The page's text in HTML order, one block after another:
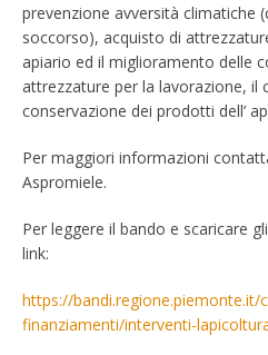
prevenzione avversità climatiche
soccorso), acquisto di
apiario ed il miglioramento delle
attrezzature per la lavorazione, il
conservazione dei prodotti dell’
Per maggiori informazioni
Aspromiele.
Per leggere il bando e scaricare
link:
https://bandi.regione.piemonte.it/
finanziamenti/interventi-